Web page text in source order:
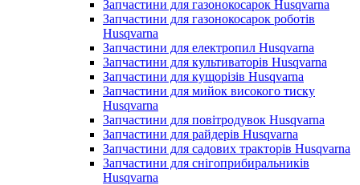
Запчастини для газонокосарок Husqvarna
Запчастини для газонокосарок роботів
Husqvarna
Запчастини для електропил Husqvarna
Запчастини для культиваторів Husqvarna
Запчастини для кущорізів Husqvarna
Запчастини для мийок високого тиску
Husqvarna
Запчастини для повітродувок Husqvarna
Запчастини для райдерів Husqvarna
Запчастини для садових тракторів Husqvarna
Запчастини для снігоприбиральників
Husqvarna